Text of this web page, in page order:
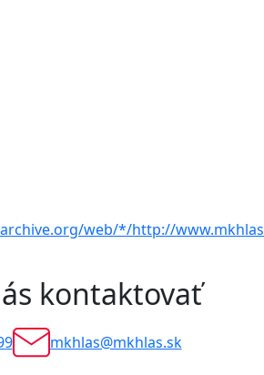
web/*/http://
kontaktovať
mkhlas@mkhlas.sk